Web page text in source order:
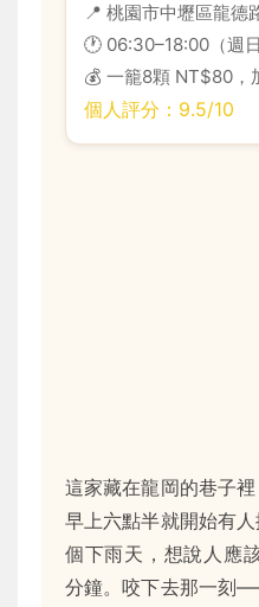
📍 桃園市中壢區龍德
🕐 06:30–18:00（週日
💰 一籠8顆 NT$80，
個人評分：9.5/10
這家藏在龍岡的巷子
早上六點半就開始有
個下雨天，想說人應
分鐘。咬下去那一刻